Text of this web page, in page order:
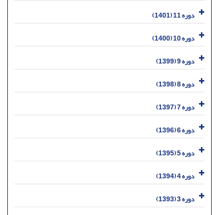
دوره 11 (1401)
دوره 10 (1400)
دوره 9 (1399)
دوره 8 (1398)
دوره 7 (1397)
دوره 6 (1396)
دوره 5 (1395)
دوره 4 (1394)
دوره 3 (1393)